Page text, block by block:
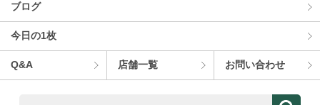
ブログ
今⽇の1枚
Q&A 店舗⼀覧 お問い合わせ